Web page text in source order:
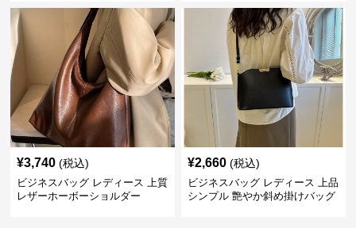
¥3,740 (税込)
ビジネスバッグ レディース 上質
レザーホーボーショルダー
¥2,660 (税込)
ビジネスバッグ レディース 上品
シンプル 艶やか斜め掛けバッグ